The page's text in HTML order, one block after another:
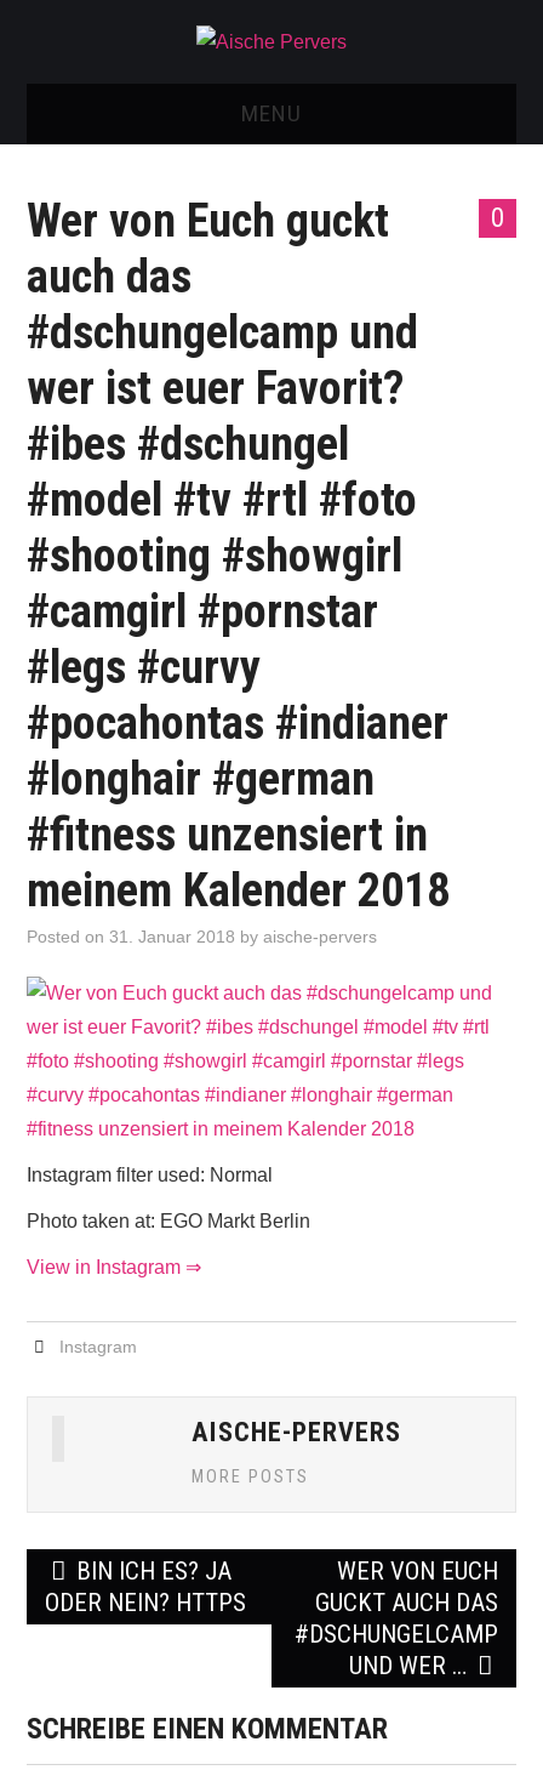
MENU
NEU: AISCHE SHOP!
TELEGRAM GRUPPE
BOOKING / KONTAKT
IMPRESSUM
0
Wer von Euch guckt
auch das
#dschungelcamp und
wer ist euer Favorit?
#ibes #dschungel
#model #tv #rtl #foto
#shooting #showgirl
#camgirl #pornstar
#legs #curvy
#pocahontas #indianer
#longhair #german
#fitness unzensiert in
meinem Kalender 2018
Posted on31. Januar 2018 byaische-pervers
Instagram filter used: Normal
Photo taken at: EGO Markt Berlin
View in Instagram ⇒
Instagram
AISCHE-PERVERS
MORE POSTS
Post
navigation
BIN ICH ES? JA
ODER NEIN? HTTPS
WER VON EUCH
GUCKT AUCH DAS
#DSCHUNGELCAMP
UND WER …
SCHREIBE EINEN KOMMENTAR